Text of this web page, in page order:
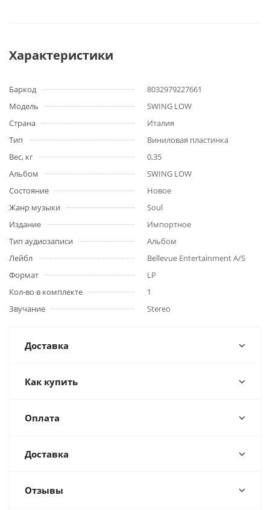
Характеристики
Баркод
8032979227661
Модель
SWING LOW
Страна
Италия
Тип
Виниловая пластинка
Вес, кг
0,35
Альбом
SWING LOW
Состояние
Новое
Жанр музыки
Soul
Издание
Импортное
Тип аудиозаписи
Альбом
Лейбл
Bellevue Entertainment A/S
Формат
LP
Кол-во в комплекте
1
Звучание
Stereo
Доставка
Как купить
Оплата
Доставка
Отзывы